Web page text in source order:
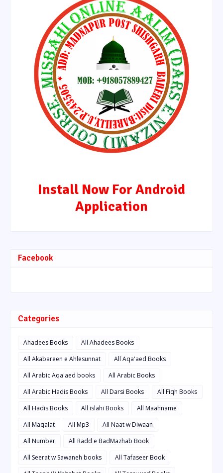
Install Now For Android
Application
Facebook
Categories
Ahadees Books
All Ahadees Books
All Akabareen e Ahlesunnat
All Aqa'aed Books
All Arabic Aqa'aed books
All Arabic Books
All Arabic Hadis Books
All Darsi Books
All Fiqh Books
All Hadis Books
All islahi Books
All Maahname
All Maqalat
All Mp3
All Naat w Diwaan
All Number
All Radd e BadMazhab Book
All Seerat w Sawaneh books
All Tafaseer Book